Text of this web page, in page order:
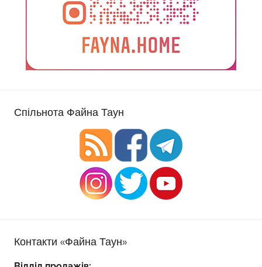
Спільнота Файна Таун
Контакти «Файна Таун»